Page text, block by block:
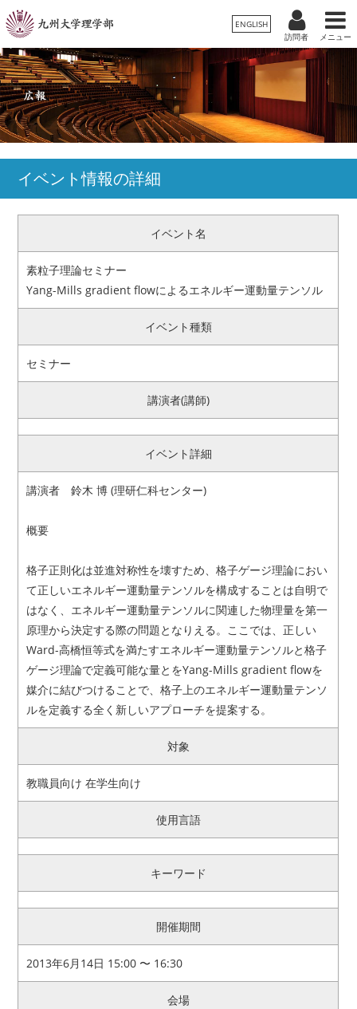
ENGLISH
訪問者
メニュー
受験生の方 卒業生/一般の方 在学生の方
保護者の方 教職員の方
理学部案内
学科・専攻
教育・学生生活
国際交流・留学
リンク サイトマップ
サイトポリシー 寄付のご案内
イベント情報の詳細
イベント名
素粒子理論セミナー
Yang-Mills gradient flowによるエネルギー運動量テンソル
イベント種類
セミナー
講演者(講師)
イベント詳細
講演者 鈴木 博 (理研仁科センター)
概要
格子正則化は並進対称性を壊すため、格子ゲージ理論におい
て正しいエネルギー運動量テンソルを構成することは自明で
はなく、エネルギー運動量テンソルに関連した物理量を第一
原理から決定する際の問題となりえる。ここでは、正しい
Ward-高橋恒等式を満たすエネルギー運動量テンソルと格子
ゲージ理論で定義可能な量とをYang-Mills gradient flowを
媒介に結びつけることで、格子上のエネルギー運動量テンソ
ルを定義する全く新しいアプローチを提案する。
対象
教職員向け 在学生向け
使用言語
キーワード
開催期間
2013年6月14日 15:00 〜 16:30
会場